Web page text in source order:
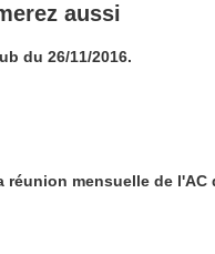
aussi
du 26/11/2016.
réunion mensuelle de l'AC